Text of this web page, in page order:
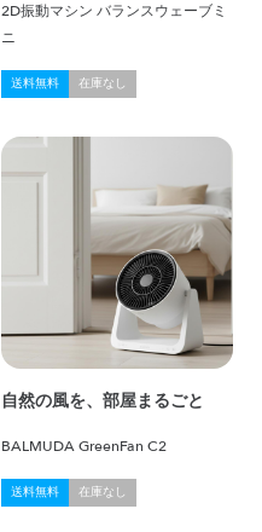
2D振動マシン バランスウェーブミ
ニ
送料無料 在庫なし
自然の風を、部屋まるごと
BALMUDA GreenFan C2
送料無料 在庫なし